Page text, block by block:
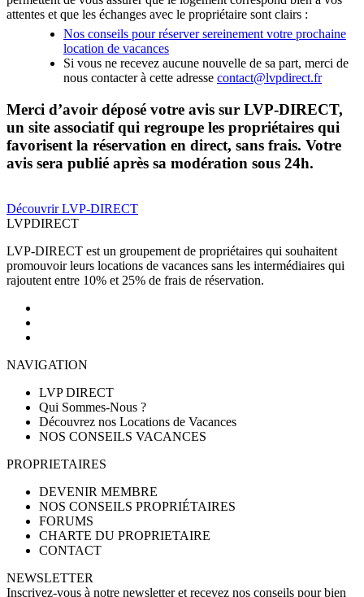
attentes et que les échanges avec le propriétaire sont clairs :
Nos conseils pour réserver sereinement votre prochaine
location de vacances
Si vous ne recevez aucune nouvelle de sa part, merci de
nous contacter à cette adresse contact@lvpdirect.fr
Merci d’avoir déposé votre avis sur LVP-DIRECT,
un site associatif qui regroupe les propriétaires qui
favorisent la réservation en direct, sans frais. Votre
avis sera publié après sa modération sous 24h.
Découvrir LVP-DIRECT
LVPDIRECT
LVP-DIRECT est un groupement de propriétaires qui souhaitent
promouvoir leurs locations de vacances sans les intermédiaires qui
rajoutent entre 10% et 25% de frais de réservation.
NAVIGATION
LVP DIRECT
Qui Sommes-Nous ?
Découvrez nos Locations de Vacances
NOS CONSEILS VACANCES
PROPRIETAIRES
DEVENIR MEMBRE
NOS CONSEILS PROPRIÉTAIRES
FORUMS
CHARTE DU PROPRIETAIRE
CONTACT
NEWSLETTER
Inscrivez-vous à notre newsletter et recevez nos conseils pour bien